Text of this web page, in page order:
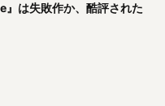
は失敗作か、酷評された